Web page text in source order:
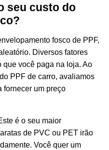
seu custo do
fosco de PPF,
Diversos fatores
que você paga na loja. Ao
PPF de carro, avaliamos
fornecer um preço
é o seu maior
de PVC ou PET irão
Você quer um